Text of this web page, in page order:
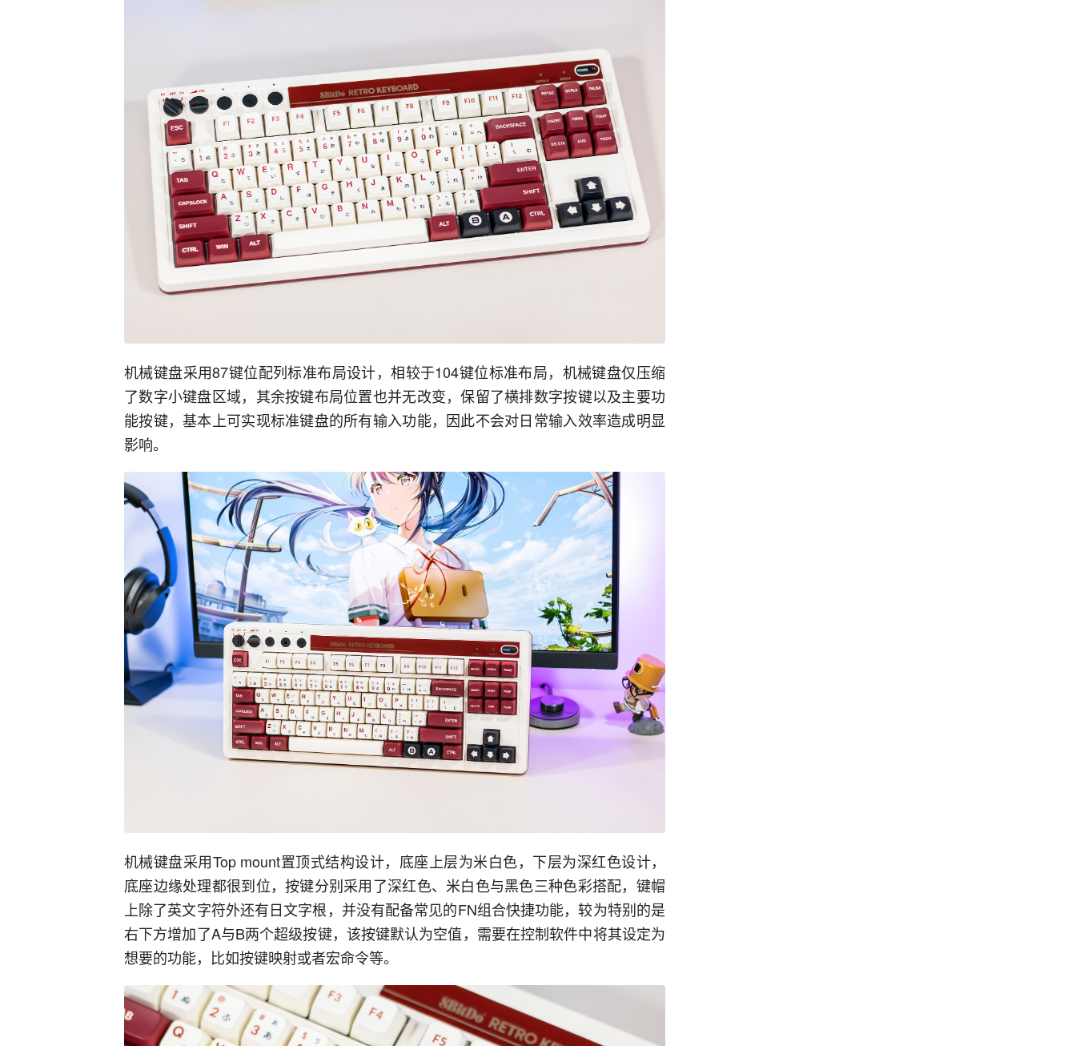
机械键盘采用87键位配列标准布局设计，相较于104键位标准布局，机械键盘仅压缩
了数字小键盘区域，其余按键布局位置也并无改变，保留了横排数字按键以及主要功
能按键，基本上可实现标准键盘的所有输入功能，因此不会对日常输入效率造成明显
影响。
机械键盘采用Top mount置顶式结构设计，底座上层为米白色，下层为深红色设计，
底座边缘处理都很到位，按键分别采用了深红色、米白色与黑色三种色彩搭配，键帽
上除了英文字符外还有日文字根，并没有配备常见的FN组合快捷功能，较为特别的是
右下方增加了A与B两个超级按键，该按键默认为空值，需要在控制软件中将其设定为
想要的功能，比如按键映射或者宏命令等。